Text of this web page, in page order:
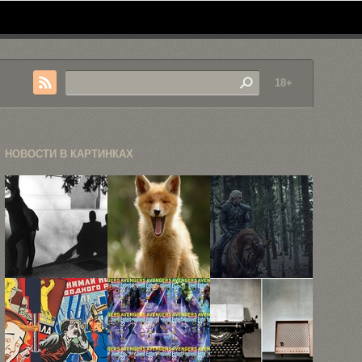
18+
НОВОСТИ В КАРТИНКАХ
Чёрно-белая
фотография
Фердинандо
Шанны
Очаровательные
фотографии
детенышей
красной
лисицы
Приключения
Геральта
всего лишь
начало: ...